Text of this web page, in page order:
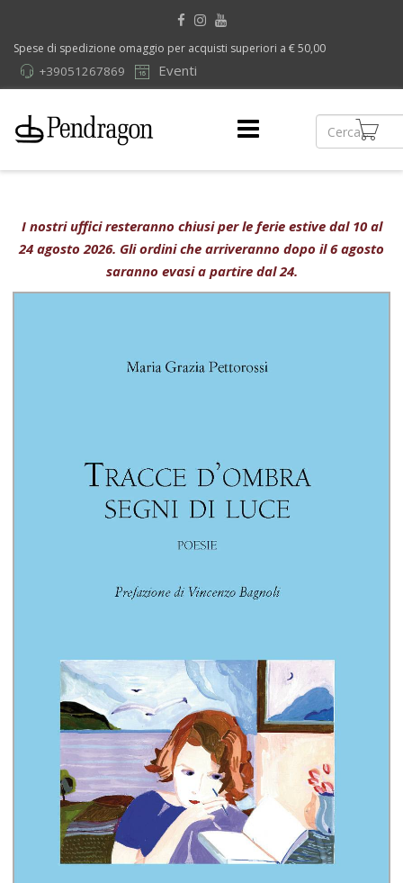
Spese di spedizione omaggio per acquisti superiori a € 50,00
Eventi
+39051267869
I nostri uffici resteranno chiusi per le ferie estive dal 10 al
24 agosto 2026. Gli ordini che arriveranno dopo il 6 agosto
saranno evasi a partire dal 24.